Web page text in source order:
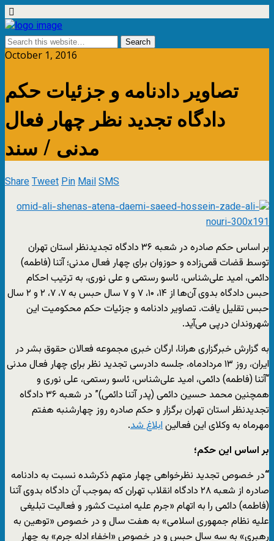
October 1, 2016
تصاویر دادنامه و جزئیات حکم
دادگاه تجدید نظر چهار فعال
مدنی / سند
ShareTweetPinMailSMS
بر اساس حکم صادره در شعبه ۳۶ دادگاه تجدیدنظر استان تهران
توسط قضات قمی‌زاده و حوزوان برای چهار فعال مدنی؛ آتنا (فاطمه)
دائمی، امید علی‌شناس، ئاسو رستمی و علی نوری، به ترتیب احکام
حبس دادگاه بدوی آن‌ها از ۱۴، ۱۰، ۷ و ۷ سال حبس به ۷، ۷، ۲ و ۲ سال
حبس تقلیل یافت. تصاویر دادنامه و جزئیات حکم محکومیت این
شهروندان درپی می‌آید.
به گزارش خبرگزاری هرانا، ارگان خبری مجموعه فعالان حقوق بشر در
ایران، روز ۱۳ مردادماه، جلسه دادرسی تجدید نظر برای چهار فعال مدنی
“آتنا (فاطمه) دائمی، امید علی‌شناس، ئاسو رستمی، علی نوری و
همچنین محمد حسین دائمی (پدر آتنا دائمی)” در شعبه ۳۶ دادگاه
تجدیدنظر استان تهران برگزار و حکم صادره روز چهارشنبه هفتم
مهرماه به وکلای این فعالینابلاغ شد.
بر اساس این حکم؛
“در خصوص تجدید نظرخواهی چهار متهم ذکرشده نسبت به دادنامه
صادره از شعبه ۲۸ دادگاه انقلاب تهران که بموجب آن دادگاه بدوی آتنا
(فاطمه) دائمی را به اتهام «جرم علیه امنیت کشور و فعالیت تبلیغی
علیه نظام جمهوری اسلامی» به هفت سال و در خصوص «توهین به
رهبری» به سه سال حبس و در خصوص «اخفاء ادله جرم» به چهار